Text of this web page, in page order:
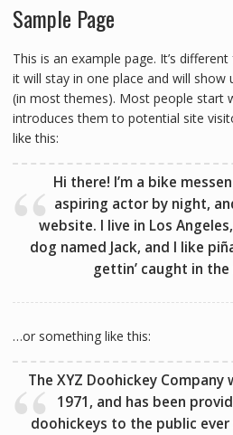
Sample Page
This is an example page. It’s
it will stay in one place and will show
(in most themes). Most people start
introduces them to potential site
like this:
Hi there! I’m a bike
aspiring actor by night,
website. I live in Los
dog named Jack, and I like
gettin’ caught in the
…or something like this:
The XYZ Doohickey Company
1971, and has been
doohickeys to the public ever